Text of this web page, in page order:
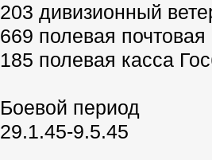
203 дивизионный
669 полевая почтовая
185 полевая касса
Боевой период
29.1.45-9.5.45